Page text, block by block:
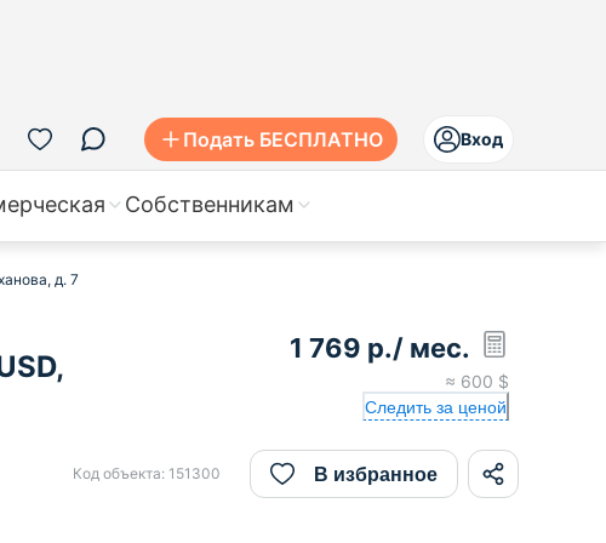
Подать БЕСПЛАТНО Вход
Собственникам
д. 7
1 769 р./ мес.
≈ 600 $
Следить за ценой
Код объекта: 151300 В избранное